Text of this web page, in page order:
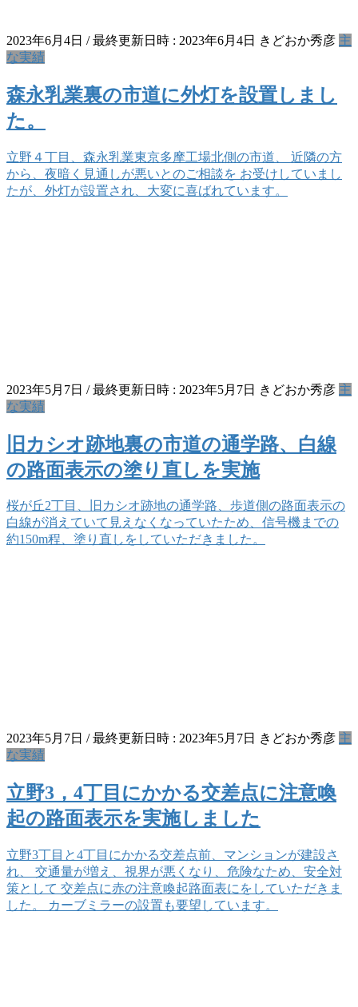
2023年6月4日 / 最終更新日時 : 2023年6月4日 きどおか秀彦 主
な実績
森永乳業裏の市道に外灯を設置しまし
た。
立野４丁目、森永乳業東京多摩工場北側の市道、 近隣の方
から、夜暗く見通しが悪いとのご相談を お受けしていまし
たが、外灯が設置され、大変に喜ばれています。
2023年5月7日 / 最終更新日時 : 2023年5月7日 きどおか秀彦 主
な実績
旧カシオ跡地裏の市道の通学路、白線
の路面表示の塗り直しを実施
桜が丘2丁目、旧カシオ跡地の通学路、歩道側の路面表示の
白線が消えていて見えなくなっていたため、信号機までの
約150m程、塗り直しをしていただきました。
2023年5月7日 / 最終更新日時 : 2023年5月7日 きどおか秀彦 主
な実績
立野3，4丁目にかかる交差点に注意喚
起の路面表示を実施しました
立野3丁目と4丁目にかかる交差点前、マンションが建設さ
れ、 交通量が増え、視界が悪くなり、危険なため、安全対
策として 交差点に赤の注意喚起路面表にをしていただきま
した。 カーブミラーの設置も要望しています。